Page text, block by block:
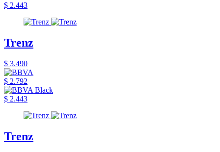
$ 2.443
Trenz
$ 3.490
$ 2.792
$ 2.443
Trenz